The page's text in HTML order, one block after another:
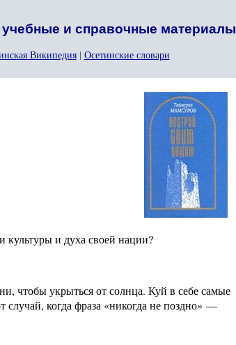
и справочные материалы
Википедия| Осетинские словари
культуры и духа своей нации?
чтобы укрыться от солнца. Куй в себе самые
случай, когда фраза «никогда не поздно» —